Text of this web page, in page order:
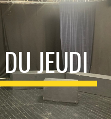
JEUDI